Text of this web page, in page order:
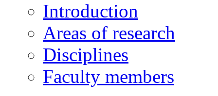
Introduction
Areas of research
Disciplines
Faculty members